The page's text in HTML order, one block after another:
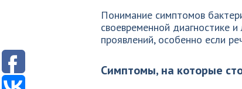
Понимание симптомов
своевременной диагностике
проявлений, особенно если
Симптомы, на которые